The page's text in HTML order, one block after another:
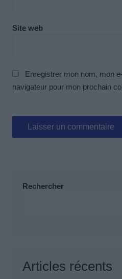
Site web
Enregistrer mon nom, mon
navigateur pour mon prochain
Rechercher
Articles récents